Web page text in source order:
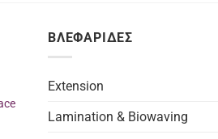
ΒΛΕΦΑΡΙΔΕΣ
Extension
Lamination & Biowaving